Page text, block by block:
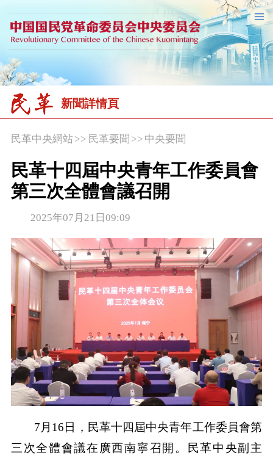
新聞詳情頁
民革中央網站>> 民革要聞 >> 中央要聞
民革十四屆中央青年工作委員會
第三次全體會議召開
2025年07月21日09:09
7月16日，民革十四屆中央青年工作委員會第
三次全體會議在廣西南寧召開。民革中央副主